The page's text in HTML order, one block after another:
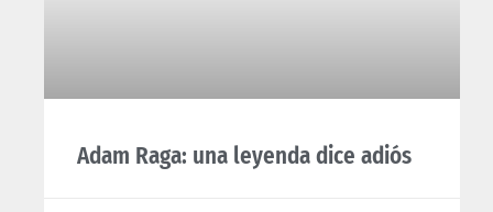
Adam Raga: una leyenda dice adiós